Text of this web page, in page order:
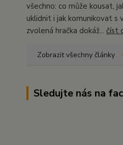
všechno: co může kousat,
uklidnit i jak komunikovat s
zvolená hračka dokáž... číst
Zobrazit všechny články
Sledujte nás na